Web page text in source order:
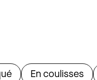
En coulisses